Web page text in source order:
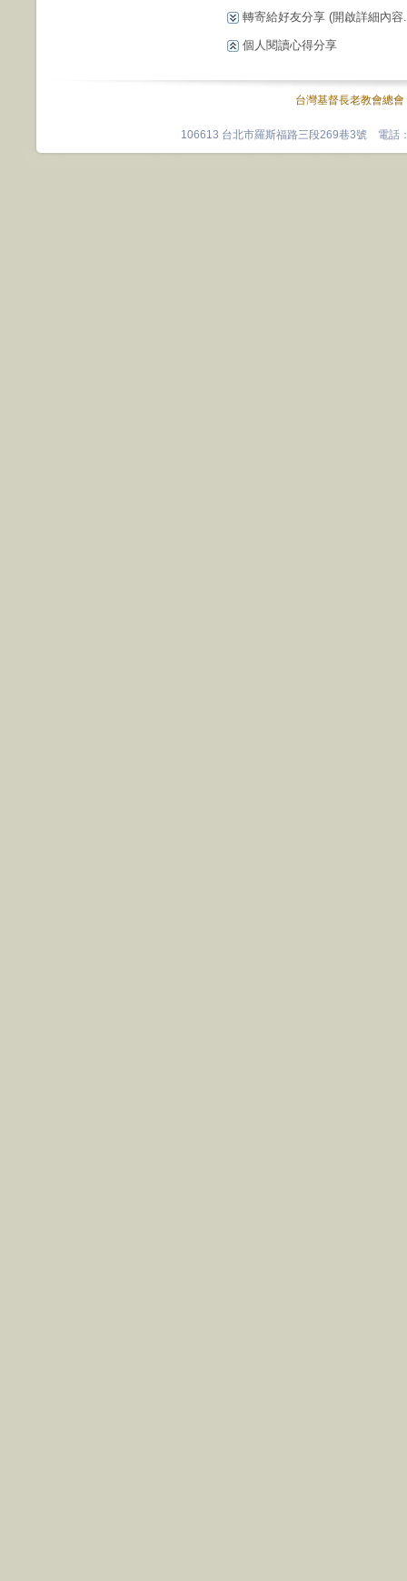
轉寄給好友分享 (開啟詳細內容
個人閱讀心得分享
台灣基督長老教會總會
106613 台北市羅斯福路三段269巷3號 電